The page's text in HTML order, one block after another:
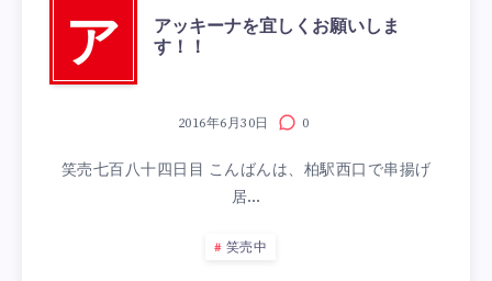
ア
アッキーナを宜しくお願いしま
す！！
2016年6月30日 0
笑売七百八十四日目 こんばんは、柏駅西口で串揚げ
居…
笑売中